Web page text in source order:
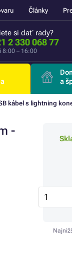
Články
si dať rady?
2 330 068 77
8:00 – 16:00
a
kábel s lightning
-